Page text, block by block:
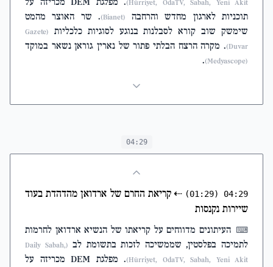
Hürriyet, OdaTV, Sabah, Yeni Akit)
תוכניות לארגון מחדש והרחבה
(Bianet)
. שר האוצר מהמט
שימשק שוב קורא לסבלנות בנוגע לסוגיות כלכליות
(Gazete
Duvar) . מקרה הרצח הבלתי פתור של נארין גוראן נשאר במוקד
(Medyascope)
.
04:29
04:29
(01:29)
⇠קריאת החרם של ארדואן מהדהדת בעוד
שיירות נקנסות
⌨ העיתונים מדווחים על קריאתו של הנשיא ארדואן לחרמות
לתמיכה בפלסטין, שממשיכה לזכות בתשומת לב
(Daily Sabah,
Hürriyet, OdaTV, Sabah, Yeni Akit)
. מפלגת DEM מכריזה על